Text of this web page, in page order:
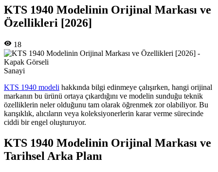
KTS 1940 Modelinin Orijinal Markası ve
Özellikleri [2026]
18
Sanayi
KTS 1940 modeli hakkında bilgi edinmeye çalışırken, hangi orijinal
markanın bu ürünü ortaya çıkardığını ve modelin sunduğu teknik
özelliklerin neler olduğunu tam olarak öğrenmek zor olabiliyor. Bu
karışıklık, alıcıların veya koleksiyonerlerin karar verme sürecinde
ciddi bir engel oluşturuyor.
KTS 1940 Modelinin Orijinal Markası ve
Tarihsel Arka Planı